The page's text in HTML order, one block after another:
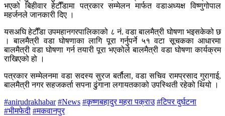
भएको बिहीवार हेटौँडामा पत्रकार सम्मेलन मार्फत वडाअध्यक्ष विष्णुगोपाल
महर्जनले जानकारी दिए ।
यसअघि हेटौँडा उपमहानगरपालिकाको ८ नं. वडा बालमैत्री घोषणा भइसकेको छ
। बालमैत्री वडा घोषणाका लागि पूरा गर्नुपर्ने ५१ वटा सूचकका आधारमा
बालमैत्री वडा घोषणा गर्न तयारी पूरा भएकोले बालमैत्री वडा घोषणा कार्यक्रम
राखिएको हो ।
पत्रकार सम्मेलनमा वडा सदस्य सुरज बर्तौला, वडा सचिव रामप्रसाद गुरागाई,
बालमैत्री नगर सहजकर्ता सपना ढुंगाना लगायतकाको उपस्थिती रहेको थियो ।
#anirudrakhabar #News #कृष्णबहादुर महरा पक्राउ #टिपर दुर्घटना
#भीमफेदी #मकवानपुर